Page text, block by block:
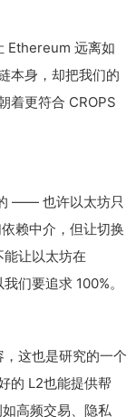
Ethereum 远离如
本身，却把我们的
着更符合 CROPS
—— 也许以太坊只
赖中介，但让切换
让以太坊在
们要追求 100%。
这也是研究的一个
的 L2也能提供帮
高频交易、隐私